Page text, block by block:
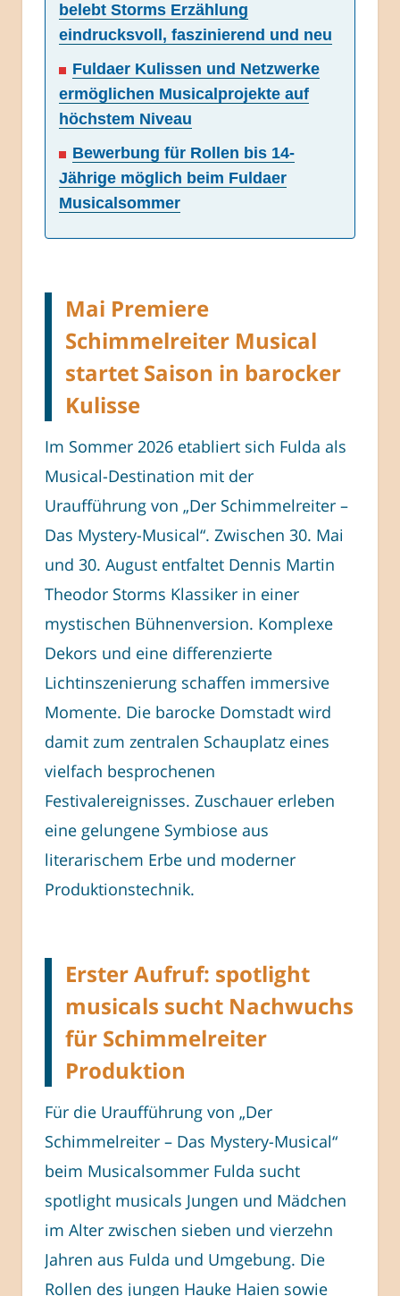
belebt Storms Erzählung
eindrucksvoll, faszinierend und neu
Fuldaer Kulissen und Netzwerke
ermöglichen Musicalprojekte auf
höchstem Niveau
Bewerbung für Rollen bis 14-
Jährige möglich beim Fuldaer
Musicalsommer
Mai Premiere
Schimmelreiter Musical
startet Saison in barocker
Kulisse
Im Sommer 2026 etabliert sich Fulda als
Musical-Destination mit der
Uraufführung von „Der Schimmelreiter –
Das Mystery-Musical“. Zwischen 30. Mai
und 30. August entfaltet Dennis Martin
Theodor Storms Klassiker in einer
mystischen Bühnenversion. Komplexe
Dekors und eine differenzierte
Lichtinszenierung schaffen immersive
Momente. Die barocke Domstadt wird
damit zum zentralen Schauplatz eines
vielfach besprochenen
Festivalereignisses. Zuschauer erleben
eine gelungene Symbiose aus
literarischem Erbe und moderner
Produktionstechnik.
Erster Aufruf: spotlight
musicals sucht Nachwuchs
für Schimmelreiter
Produktion
Für die Uraufführung von „Der
Schimmelreiter – Das Mystery-Musical“
beim Musicalsommer Fulda sucht
spotlight musicals Jungen und Mädchen
im Alter zwischen sieben und vierzehn
Jahren aus Fulda und Umgebung. Die
Rollen des jungen Hauke Haien sowie